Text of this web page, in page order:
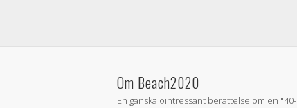
Om Beach2020
En ganska ointressant berättelse om en "40-